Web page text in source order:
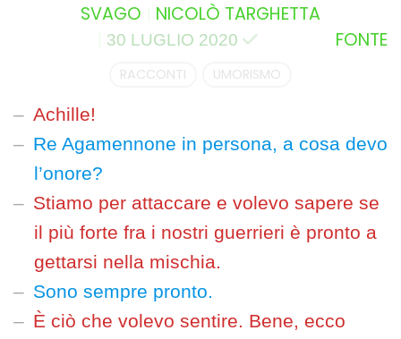
SVAGO NICOLÒ TARGHETTA
30 LUGLIO 2020 FONTE
RACCONTI UMORISMO
Achille!
Re Agamennone in persona, a cosa devo
l’onore?
Stiamo per attaccare e volevo sapere se
il più forte fra i nostri guerrieri è pronto a
gettarsi nella mischia.
Sono sempre pronto.
È ciò che volevo sentire. Bene, ecco